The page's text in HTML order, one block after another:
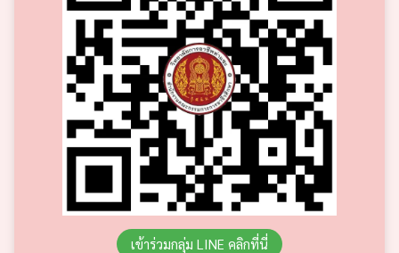
เข้าร่วมกลุ่ม LINE คลิกที่นี่